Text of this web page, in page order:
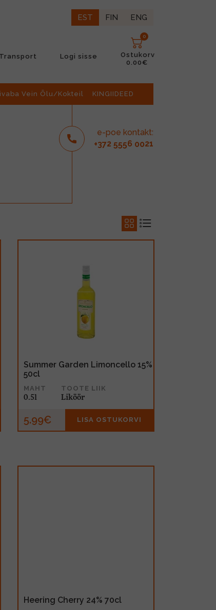
EST FIN ENG
Logi sisse
0
Ostukorv
0.00€
Vein Õlu/Kokteil KINGIIDEED
e-poe kontakt:
+372 5556 0021
Summer Garden Limoncello 15%
50cl
MAHT
0.5l
TOOTE LIIK
Liköör
5.99€ LISA OSTUKORVI
Heering Cherry 24% 70cl